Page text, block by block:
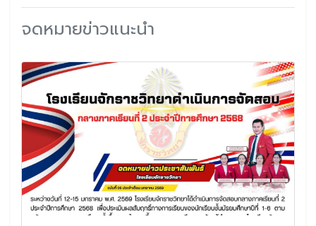
จดหมายข่าวแนะนำ